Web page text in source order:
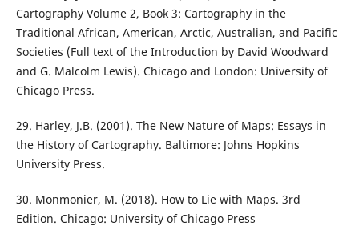
Cartography Volume 2, Book 3: Cartography in the
Traditional African, American, Arctic, Australian, and Pacific
Societies (Full text of the Introduction by David Woodward
and G. Malcolm Lewis). Chicago and London: University of
Chicago Press.
29. Harley, J.B. (2001). The New Nature of Maps: Essays in
the History of Cartography. Baltimore: Johns Hopkins
University Press.
30. Monmonier, M. (2018). How to Lie with Maps. 3rd
Edition. Chicago: University of Chicago Press